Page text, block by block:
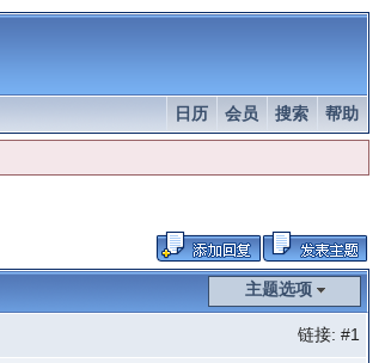
帮助
搜索
会员
日历
主题选项
链接:#1